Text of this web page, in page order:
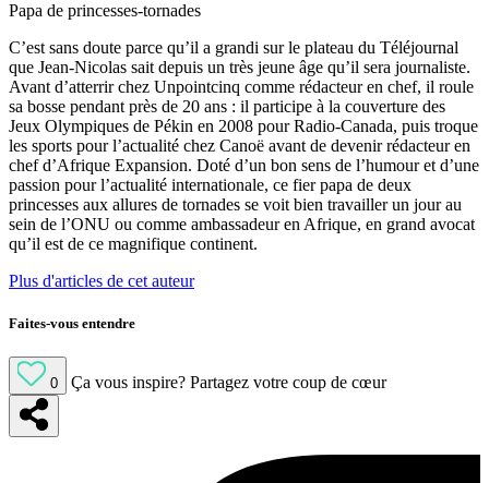
Papa de princesses-tornades
C’est sans doute parce qu’il a grandi sur le plateau du Téléjournal
que Jean-Nicolas sait depuis un très jeune âge qu’il sera journaliste.
Avant d’atterrir chez Unpointcinq comme rédacteur en chef, il roule
sa bosse pendant près de 20 ans : il participe à la couverture des
Jeux Olympiques de Pékin en 2008 pour Radio-Canada, puis troque
les sports pour l’actualité chez Canoë avant de devenir rédacteur en
chef d’Afrique Expansion. Doté d’un bon sens de l’humour et d’une
passion pour l’actualité internationale, ce fier papa de deux
princesses aux allures de tornades se voit bien travailler un jour au
sein de l’ONU ou comme ambassadeur en Afrique, en grand avocat
qu’il est de ce magnifique continent.
Plus d'articles de cet auteur
Faites-vous entendre
0 Ça vous inspire? Partagez votre coup de cœur